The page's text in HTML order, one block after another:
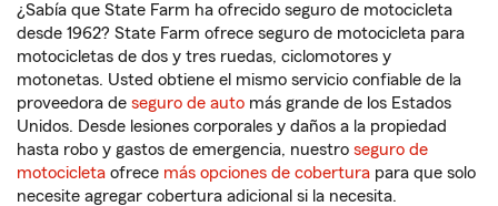
¿Sabía que State Farm ha ofrecido seguro de motocicleta
desde 1962? State Farm ofrece seguro de motocicleta para
motocicletas de dos y tres ruedas, ciclomotores y
motonetas. Usted obtiene el mismo servicio confiable de la
proveedora de seguro de auto más grande de los Estados
Unidos. Desde lesiones corporales y daños a la propiedad
hasta robo y gastos de emergencia, nuestro seguro de
motocicleta ofrece más opciones de cobertura para que solo
necesite agregar cobertura adicional si la necesita.